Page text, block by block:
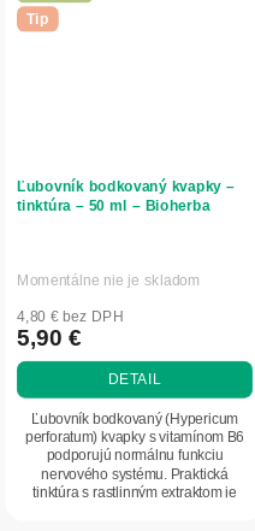
Tip
Ľubovník bodkovaný kvapky –
tinktúra – 50 ml – Bioherba
Momentálne nie je skladom
4,80 € bez DPH
5,90 €
DETAIL
Ľubovník bodkovaný (Hypericum
perforatum) kvapky s vitamínom B6
podporujú normálnu funkciu
nervového systému. Praktická
tinktúra s rastlinným extraktom je